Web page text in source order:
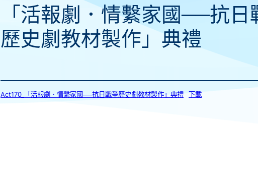
「活報劇．情繫家國──抗日
歷史劇教材製作」典禮
Act170_「活報劇．情繫家國──抗日戰爭歷史劇教材製作」典禮 下載